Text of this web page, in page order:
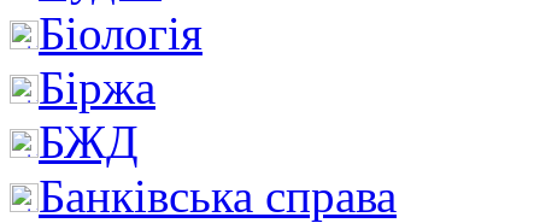
Біологія
Біржа
БЖД
Банківська справа